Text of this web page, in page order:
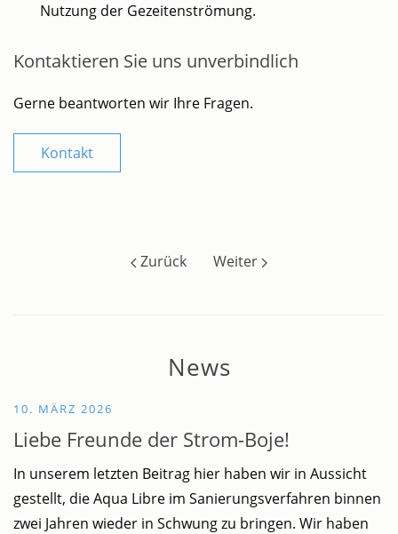
Nutzung der Gezeitenströmung.
Kontaktieren Sie uns unverbindlich
Gerne beantworten wir Ihre Fragen.
Kontakt
Zurück Weiter
News
10. MÄRZ 2026
Liebe Freunde der Strom-Boje!
In unserem letzten Beitrag hier haben wir in Aussicht
gestellt, die Aqua Libre im Sanierungsverfahren binnen
zwei Jahren wieder in Schwung zu bringen. Wir haben